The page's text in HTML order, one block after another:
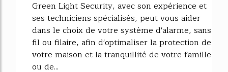
Green Light Security, avec son expérience et
ses techniciens spécialisés, peut vous aider
dans le choix de votre système d'alarme, sans
fil ou filaire, afin d'optimaliser la protection de
votre maison et la tranquillité de votre famille
ou de...